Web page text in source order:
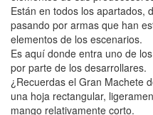
Están en todos los apartados,
pasando por armas que han
elementos de los escenarios.
Es aquí donde entra uno de
por parte de los desarrollares.
¿Recuerdas el Gran Machete
una hoja rectangular,
mango relativamente corto.